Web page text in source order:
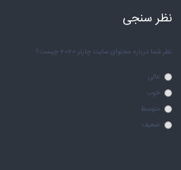
نظر سنجی
نظر شما درباره محتوای سایت چارتر 2020 چیست؟
عالی
خوب
متوسط
ضعیف